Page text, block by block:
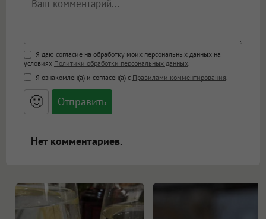
Поддержка HTML
<b>, <strong>, <u>, <i>, <em>, <s>, <big>,
<small>, <sup>, <sub>, <pre>, <ul>, <ol>, <li>,
<blockquote>, <code> экранирует HTML,
адреса URL автоматически становятся
ссылками, и [img]адрес[/img] будет
Я даю согласие на обработку моих персональных данных на
условиях Политики обработки персональных данных
Я ознакомлен(а) и согласен(а) с Правилами комментирования
🙂
Нет комментариев.